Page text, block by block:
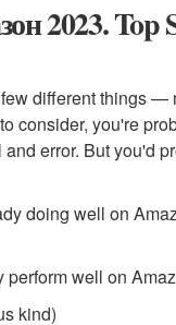
2023. Top
different things —
consider, you're
error. But you'd
doing well on
well on
kind)